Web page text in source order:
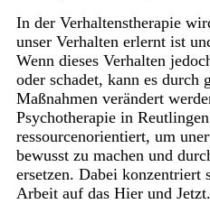
In der Verhaltenstherapie
unser Verhalten erlernt ist
Wenn dieses Verhalten
oder schadet, kann es durch
Maßnahmen verändert
Psychotherapie in
ressourcenorientiert, um
bewusst zu machen und
ersetzen. Dabei konzentriert
Arbeit auf das Hier und Jetzt.